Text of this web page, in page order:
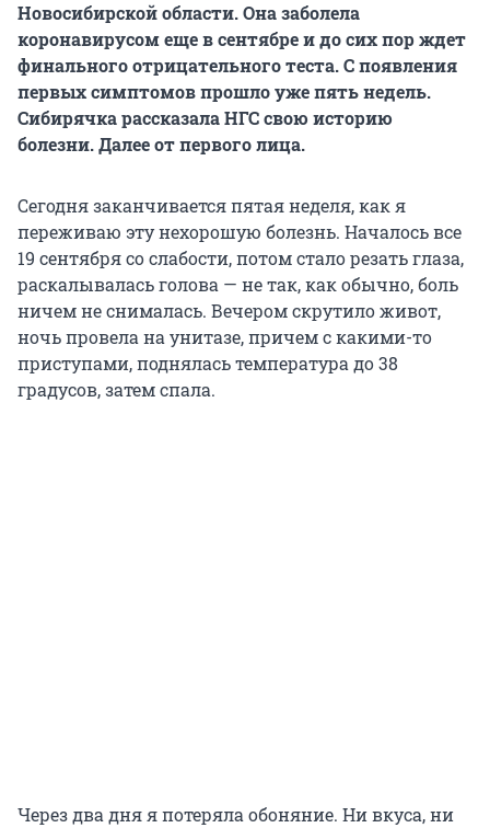
Новосибирской области. Она заболела
коронавирусом еще в сентябре и до сих пор ждет
финального отрицательного теста. С появления
первых симптомов прошло уже пять недель.
Сибирячка рассказала НГС свою историю
болезни. Далее от первого лица.
Сегодня заканчивается пятая неделя, как я
переживаю эту нехорошую болезнь. Началось все
19 сентября со слабости, потом стало резать глаза,
раскалывалась голова — не так, как обычно, боль
ничем не снималась. Вечером скрутило живот,
ночь провела на унитазе, причем с какими-то
приступами, поднялась температура до 38
градусов, затем спала.
Через два дня я потеряла обоняние. Ни вкуса, ни